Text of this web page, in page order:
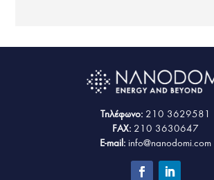
Τηλέφωνο: 210 3629581
FAX: 210 3630647
E-mail: info@nanodomi.com